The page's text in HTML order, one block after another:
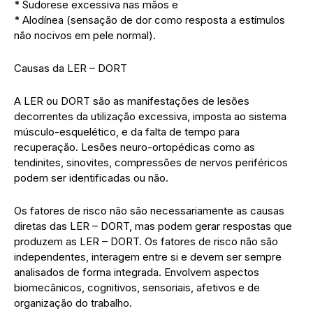
* Sudorese excessiva nas mãos e
* Alodínea (sensação de dor como resposta a estímulos
não nocivos em pele normal).
Causas da LER – DORT
A LER ou DORT são as manifestações de lesões
decorrentes da utilização excessiva, imposta ao sistema
músculo-esquelético, e da falta de tempo para
recuperação. Lesões neuro-ortopédicas como as
tendinites, sinovites, compressões de nervos periféricos
podem ser identificadas ou não.
Os fatores de risco não são necessariamente as causas
diretas das LER – DORT, mas podem gerar respostas que
produzem as LER – DORT. Os fatores de risco não são
independentes, interagem entre si e devem ser sempre
analisados de forma integrada. Envolvem aspectos
biomecânicos, cognitivos, sensoriais, afetivos e de
organização do trabalho.